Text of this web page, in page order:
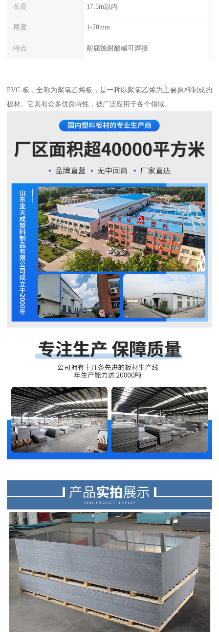
长度 17.5m以内
厚度 1-70mm
特点 耐腐蚀耐酸碱可焊接
PVC 板，全称为聚氯乙烯板，是一种以聚氯乙烯为主要原料制成的
板材。它具有众多优良特性，被广泛应用于各个领域。